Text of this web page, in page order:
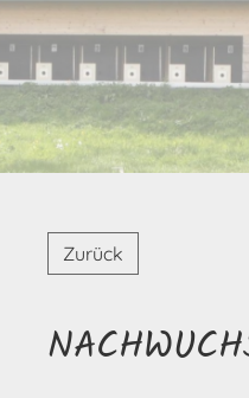
Zurück